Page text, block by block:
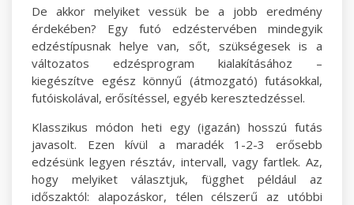
De akkor melyiket vessük be a jobb eredmény
érdekében? Egy futó edzéstervében mindegyik
edzéstípusnak helye van, sőt, szükségesek is a
változatos edzésprogram kialakításához –
kiegészítve egész könnyű (átmozgató) futásokkal,
futóiskolával, erősítéssel, egyéb keresztedzéssel.
Klasszikus módon heti egy (igazán) hosszú futás
javasolt. Ezen kívül a maradék 1-2-3 erősebb
edzésünk legyen résztáv, intervall, vagy fartlek. Az,
hogy melyiket választjuk, függhet például az
időszaktól: alapozáskor, télen célszerű az utóbbi